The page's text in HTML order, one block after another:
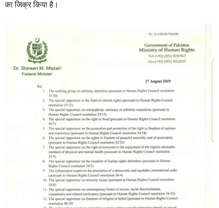
का जिक्र किया है।